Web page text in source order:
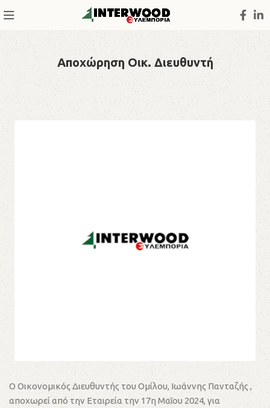
Αποχώρηση Οικ. Διευθυντή
Ο Οικονομικός Διευθυντής του Ομίλου, Ιωάννης Πανταζής ,
αποχωρεί από την Εταιρεία την 17η Μαΐου 2024, για